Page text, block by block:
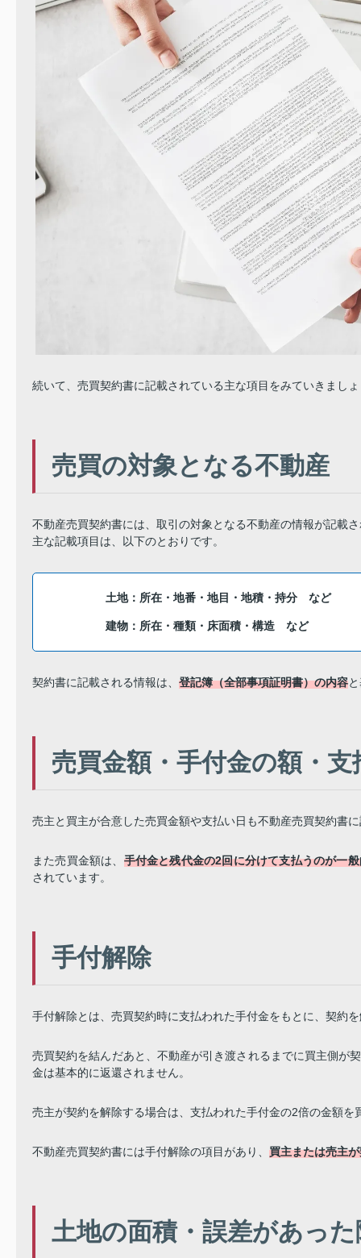
続いて、売買契約書に記載されている主な項目をみていきまし
売買の対象となる不動産
不動産売買契約書には、取引の対象となる不動産の情報が記載
主な記載項目は、以下のとおりです。
土地：所在・地番・地目・地積・持分 など
建物：所在・種類・床面積・構造 など
契約書に記載される情報は、 登記簿（全部事項証明書）の内容
売買金額・手付金の額・支
売主と買主が合意した売買金額や支払い日も不動産売買契約書
また売買金額は、 手付金と残代金の2回に分けて支払うのが一
されています。
手付解除
手付解除とは、売買契約時に支払われた手付金をもとに、契約
売買契約を結んだあと、不動産が引き渡されるまでに買主側が
金は基本的に返還されません。
売主が契約を解除する場合は、支払われた手付金の2倍の金額を
不動産売買契約書には手付解除の項目があり、 買主または売主
土地の面積・誤差があっ